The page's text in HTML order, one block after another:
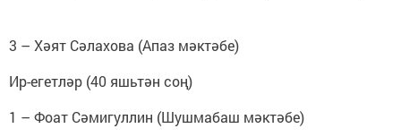
3 – Хәят Сәлахова (Апаз мәктәбе)
Ир-егетләр (40 яшьтән соң)
1 – Фоат Сәмигуллин (Шушмабаш мәктәбе)